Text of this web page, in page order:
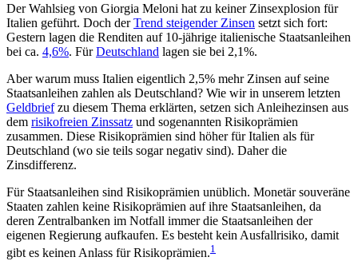
Der Wahlsieg von Giorgia Meloni hat zu keiner Zinsexplosion für
Italien geführt. Doch derTrend steigender Zinsen setzt sich fort:
Gestern lagen die Renditen auf 10-jährige italienische Staatsanleihen
bei ca. 4,6%. FürDeutschland lagen sie bei 2,1%.
Aber warum muss Italien eigentlich 2,5% mehr Zinsen auf seine
Staatsanleihen zahlen als Deutschland? Wie wir in unserem letzten
Geldbriefzu diesem Thema erklärten, setzen sich Anleihezinsen aus
dem risikofreien Zinssatz und sogenannten Risikoprämien
zusammen. Diese Risikoprämien sind höher für Italien als für
Deutschland (wo sie teils sogar negativ sind). Daher die
Zinsdifferenz.
Für Staatsanleihen sind Risikoprämien unüblich. Monetär souveräne
Staaten zahlen keine Risikoprämien auf ihre Staatsanleihen, da
deren Zentralbanken im Notfall immer die Staatsanleihen der
eigenen Regierung aufkaufen. Es besteht kein Ausfallrisiko, damit
gibt es keinen Anlass für Risikoprämien.1